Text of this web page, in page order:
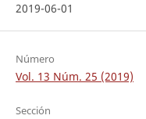
2019-06-01
Número
Vol. 13 Núm. 25 (2019)
Sección